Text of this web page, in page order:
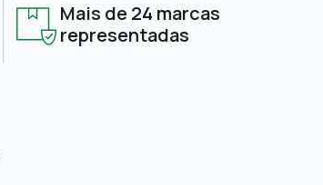
Mais de 24 marcas
representadas